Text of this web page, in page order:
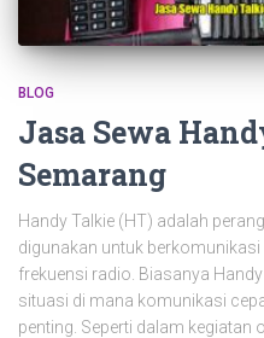
BLOG
Jasa Sewa
Semarang
Handy Talkie (HT) adalah
digunakan untuk
frekuensi radio. Biasanya
situasi di mana komunikasi
penting. Seperti dalam kegiatan